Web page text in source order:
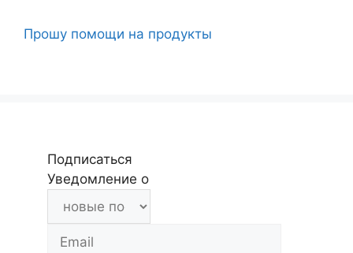
Прошу помощи на продукты
Подписаться
Уведомление о